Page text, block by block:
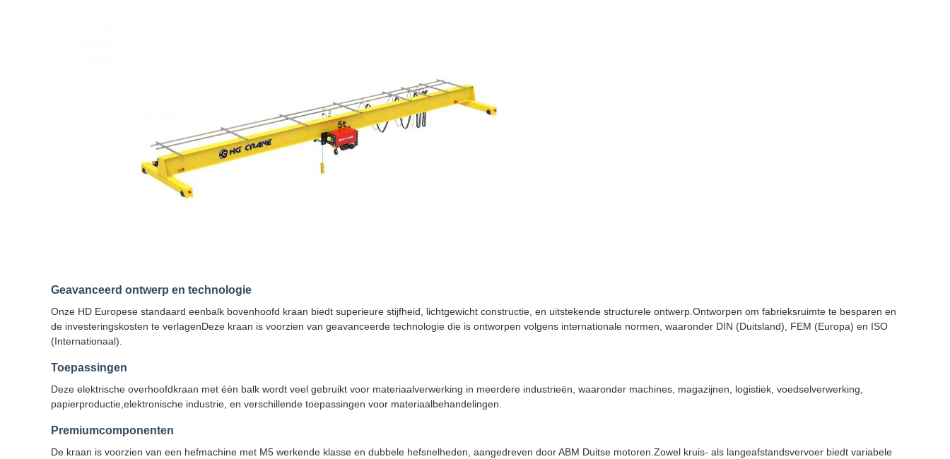
Geavanceerd ontwerp en technologie
Onze HD Europese standaard eenbalk bovenhoofd kraan biedt superieure stijfheid, lichtgewicht constructie, en uitstekende structurele ontwerp.Ontworpen om fabrieksruimte te besparen en
de investeringskosten te verlagenDeze kraan is voorzien van geavanceerde technologie die is ontworpen volgens internationale normen, waaronder DIN (Duitsland), FEM (Europa) en ISO
(Internationaal).
Toepassingen
Deze elektrische overhoofdkraan met één balk wordt veel gebruikt voor materiaalverwerking in meerdere industrieën, waaronder machines, magazijnen, logistiek, voedselverwerking,
papierproductie,elektronische industrie, en verschillende toepassingen voor materiaalbehandelingen.
Premiumcomponenten
De kraan is voorzien van een hefmachine met M5 werkende klasse en dubbele hefsnelheden, aangedreven door ABM Duitse motoren.Zowel kruis- als langeafstandsvervoer biedt variabele